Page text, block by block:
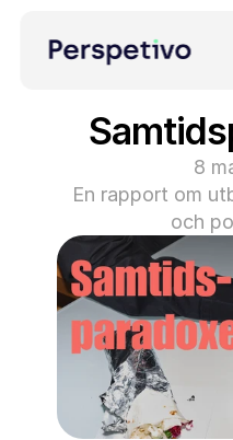
8
En rapport om
och